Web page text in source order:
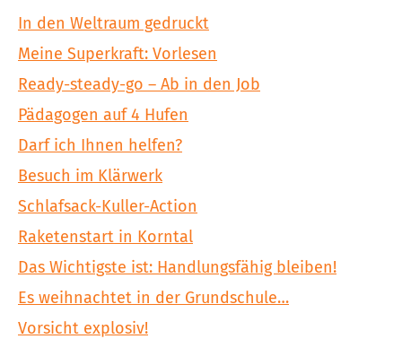
In den Weltraum gedruckt
Meine Superkraft: Vorlesen
Ready-steady-go – Ab in den Job
Pädagogen auf 4 Hufen
Darf ich Ihnen helfen?
Besuch im Klärwerk
Schlafsack-Kuller-Action
Raketenstart in Korntal
Das Wichtigste ist: Handlungsfähig bleiben!
Es weihnachtet in der Grundschule…
Vorsicht explosiv!